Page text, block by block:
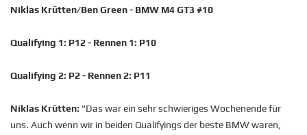
Niklas Krütten/Ben Green - BMW M4 GT3 #10
Qualifying 1: P12 - Rennen 1: P10
Qualifying 2: P2 - Rennen 2: P11
Niklas Krütten: "Das war ein sehr schwieriges Wochenende für
uns. Auch wenn wir in beiden Qualifyings der beste BMW waren,